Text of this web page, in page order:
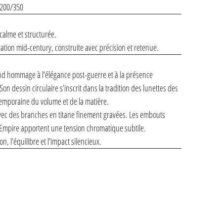
350
et structurée.
mid-century, construite avec précision et retenue.
hommage à l’élégance post-guerre et à la présence
dessin circulaire s’inscrit dans la tradition des lunettes des
du volume et de la matière.
des branches en titane finement gravées. Les embouts
apportent une tension chromatique subtile.
l’équilibre et l’impact silencieux.